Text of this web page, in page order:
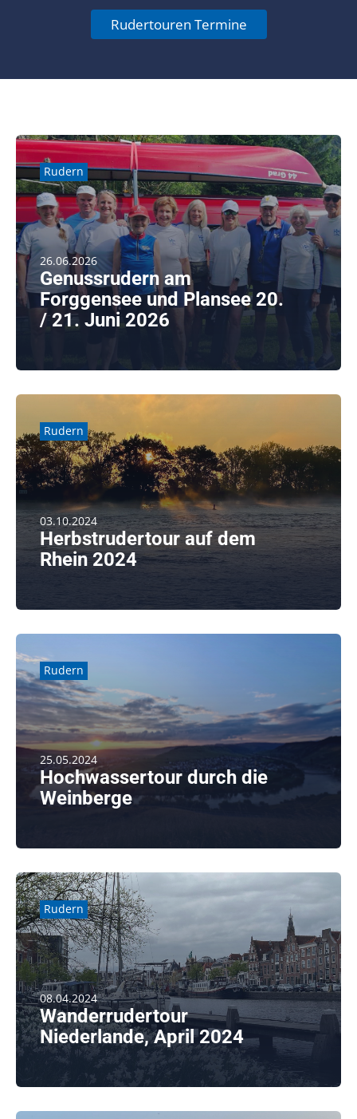
Rudertouren Termine
Rudern
26.06.2026
Genussrudern am
Forggensee und Plansee 20.
/ 21. Juni 2026
Rudern
03.10.2024
Herbstrudertour auf dem
Rhein 2024
Rudern
25.05.2024
Hochwassertour durch die
Weinberge
Rudern
08.04.2024
Wanderrudertour
Niederlande, April 2024